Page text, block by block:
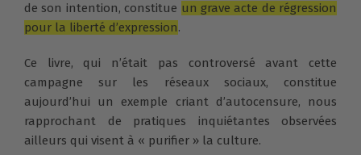
de son intention, constitue un grave acte de régression
pour la liberté d’expression.
Ce livre, qui n’était pas controversé avant cette
campagne sur les réseaux sociaux, constitue
aujourd’hui un exemple criant d’autocensure, nous
rapprochant de pratiques inquiétantes observées
ailleurs qui visent à « purifier » la culture.